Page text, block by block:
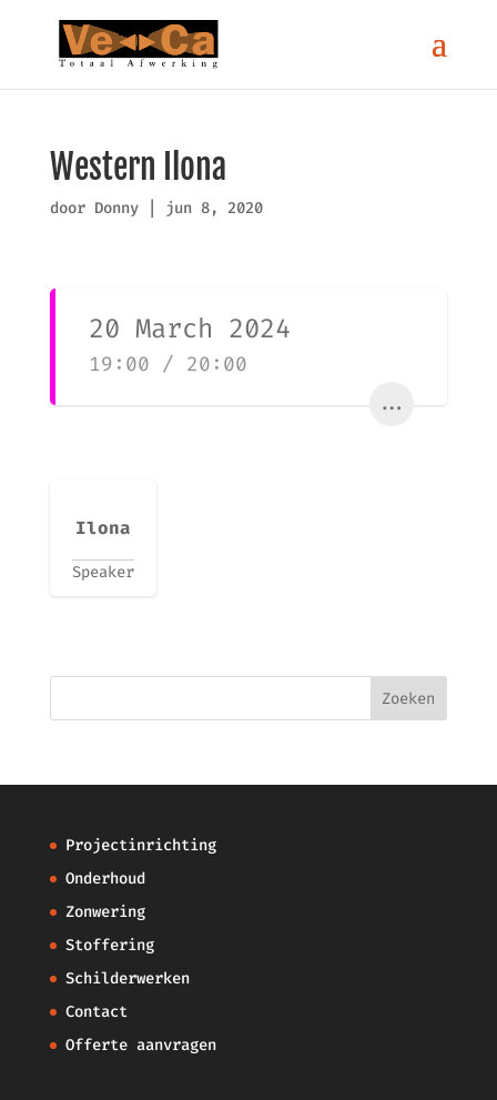
Western Ilona
door Donny| jun 8, 2020
20 March 2024
19:00 / 20:00
...
Ilona
Speaker
Projectinrichting
Onderhoud
Zonwering
Stoffering
Schilderwerken
Contact
Offerte aanvragen